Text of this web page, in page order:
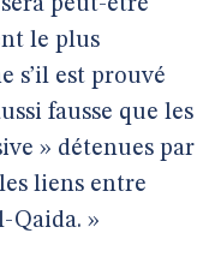
peut-être
le plus
s’il est prouvé
fausse que les
» détenues par
liens entre
Qaida. »